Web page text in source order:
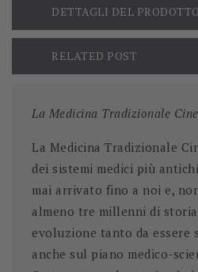
DETTAGLI DEL PRODOTTO
RELATED POST
La Medicina Tradizionale
La Medicina Tradizionale
dei sistemi medici più
mai arrivato fino a noi e,
almeno tre millenni di
evoluzione tanto da essere
anche sul piano medico-